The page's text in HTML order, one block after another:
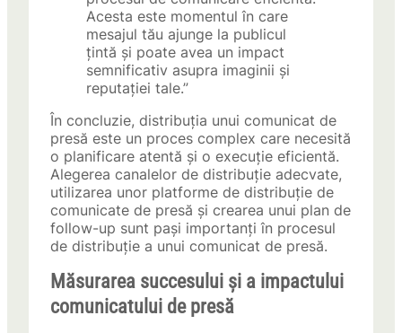
Acesta este momentul în care
mesajul tău ajunge la publicul
țintă și poate avea un impact
semnificativ asupra imaginii și
reputației tale.”
În concluzie, distribuția unui comunicat de
presă este un proces complex care necesită
o planificare atentă și o execuție eficientă.
Alegerea canalelor de distribuție adecvate,
utilizarea unor platforme de distribuție de
comunicate de presă și crearea unui plan de
follow-up sunt pași importanți în procesul
de distribuție a unui comunicat de presă.
Măsurarea succesului și a impactului
comunicatului de presă